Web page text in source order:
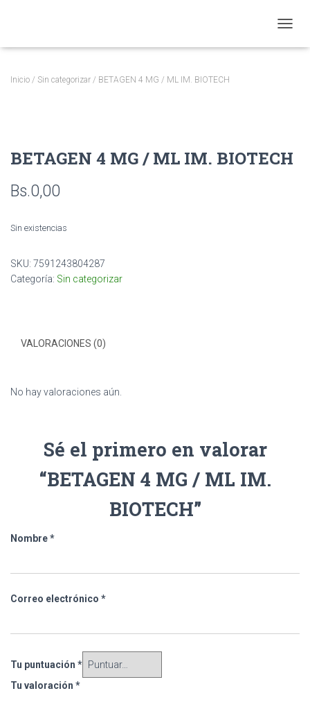
Inicio / Sin categorizar / BETAGEN 4 MG / ML IM. BIOTECH
BETAGEN 4 MG / ML IM. BIOTECH
Bs.0,00
Sin existencias
SKU: 7591243804287
Categoría: Sin categorizar
VALORACIONES (0)
No hay valoraciones aún.
Sé el primero en valorar
“BETAGEN 4 MG / ML IM.
BIOTECH”
Nombre*
Correo electrónico *
Tu puntuación *
Tu valoración *